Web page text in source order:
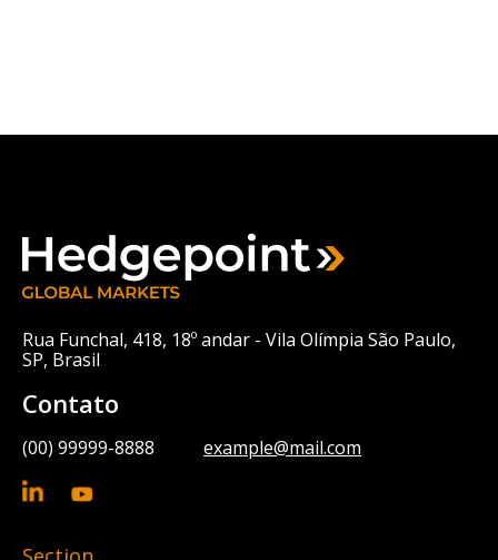
Rua Funchal, 418, 18º andar - Vila Olímpia São Paulo,
SP, Brasil
Contato
(00) 99999-8888 example@mail.com